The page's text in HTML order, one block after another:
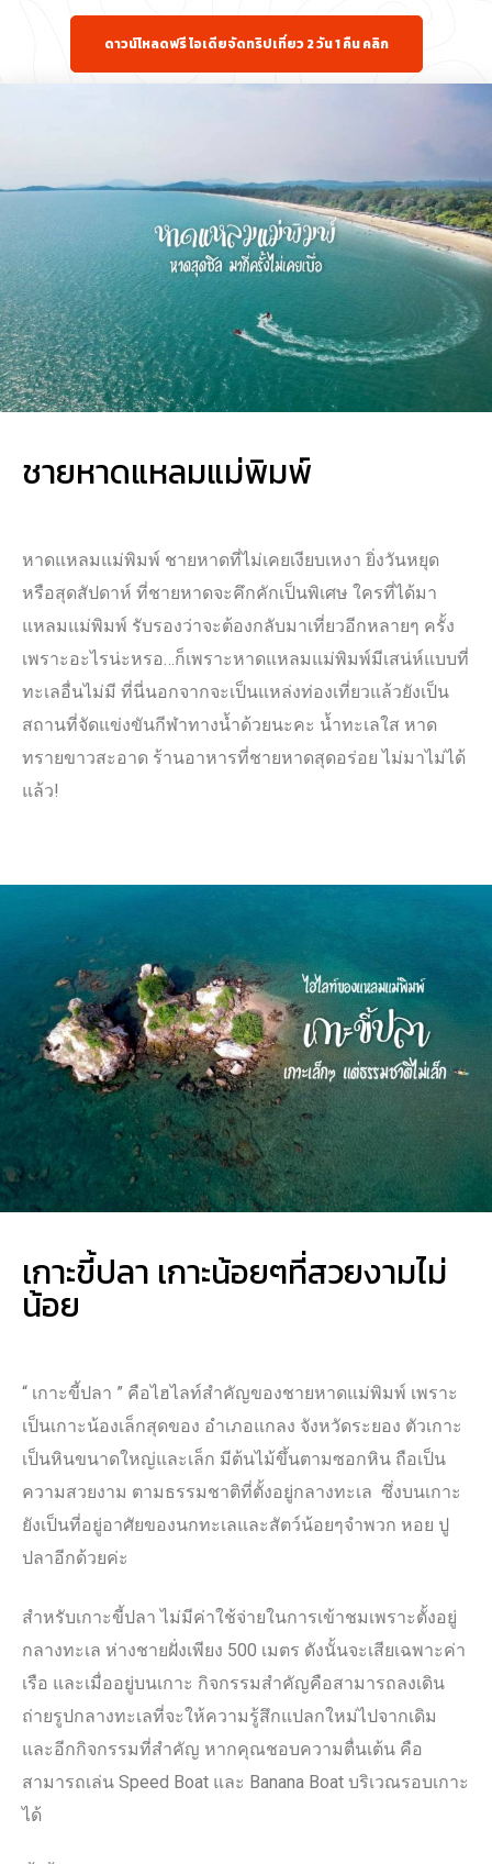
ดาวน์โหลดฟรี ไอเดียจัดทริปเที่ยว 2 วัน 1 คืน คลิก
ชายหาดแหลมแม่พิมพ์
หาดแหลมแม่พิมพ์ ชายหาดที่ไม่เคยเงียบเหงา ยิ่งวันหยุด
หรือสุดสัปดาห์ ที่ชายหาดจะคึกคักเป็นพิเศษ ใครที่ได้มา
แหลมแม่พิมพ์ รับรองว่าจะต้องกลับมาเที่ยวอีกหลายๆ ครั้ง
เพราะอะไรน่ะหรอ…ก็เพราะหาดแหลมแม่พิมพ์มีเสน่ห์แบบที่
ทะเลอื่นไม่มี ที่นี่นอกจากจะเป็นแหล่งท่องเที่ยวแล้วยังเป็น
สถานที่จัดแข่งขันกีฬาทางน้ำด้วยนะคะ น้ำทะเลใส หาด
ทรายขาวสะอาด ร้านอาหารที่ชายหาดสุดอร่อย ไม่มาไม่ได้
แล้ว!
เกาะขี้ปลา เกาะน้อยๆที่สวยงามไม่
น้อย
“ เกาะขี้ปลา ” คือไฮไลท์สำคัญของชายหาดแม่พิมพ์ เพราะ
เป็นเกาะน้องเล็กสุดของ อำเภอแกลง จังหวัดระยอง ตัวเกาะ
เป็นหินขนาดใหญ่และเล็ก มีต้นไม้ขึ้นตามซอกหิน ถือเป็น
ความสวยงาม ตามธรรมชาติที่ตั้งอยู่กลางทะเล ซึ่งบนเกาะ
ยังเป็นที่อยู่อาศัยของนกทะเลและสัตว์น้อยๆจำพวก หอย ปู
ปลาอีกด้วยค่ะ
สำหรับเกาะขี้ปลา ไม่มีค่าใช้จ่ายในการเข้าชมเพราะตั้งอยู่
กลางทะเล ห่างชายฝั่งเพียง 500 เมตร ดังนั้นจะเสียเฉพาะค่า
เรือ และเมื่ออยู่บนเกาะ กิจกรรมสำคัญคือสามารถลงเดิน
ถ่ายรูปกลางทะเลที่จะให้ความรู้สึกแปลกใหม่ไปจากเดิม
และอีกกิจกรรมที่สำคัญ หากคุณชอบความตื่นเต้น คือ
สามารถเล่น Speed Boat และ Banana Boat บริเวณรอบเกาะ
ได้